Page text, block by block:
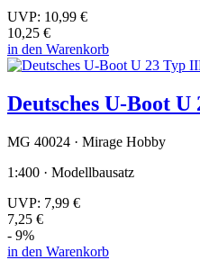
UVP: 10,99 €
10,25 €
in den Warenkorb
Deutsches U-Boot
MG 40024 · Mirage Hobby
1:400 · Modellbausatz
UVP: 7,99 €
7,25 €
- 9%
in den Warenkorb